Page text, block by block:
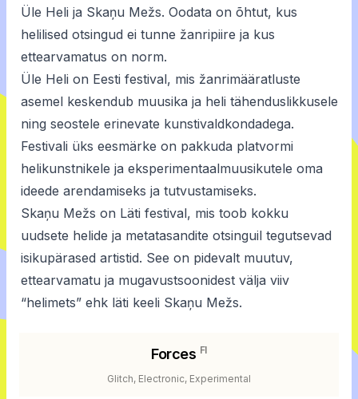
Üle Heli ja Skaņu Mežs. Oodata on õhtut, kus
helilised otsingud ei tunne žanripiire ja kus
ettearvamatus on norm.
Üle Heli on Eesti festival, mis žanrimääratluste
asemel keskendub muusika ja heli tähenduslikkusele
ning seostele erinevate kunstivaldkondadega.
Festivali üks eesmärke on pakkuda platvormi
helikunstnikele ja eksperimentaalmuusikutele oma
ideede arendamiseks ja tutvustamiseks.
Skaņu Mežs on Läti festival, mis toob kokku
uudsete helide ja metatasandite otsinguil tegutsevad
isikupärased artistid. See on pidevalt muutuv,
ettearvamatu ja mugavustsoonidest välja viiv
“helimets” ehk läti keeli Skaņu Mežs.
Forces FI
Glitch, Electronic, Experimental